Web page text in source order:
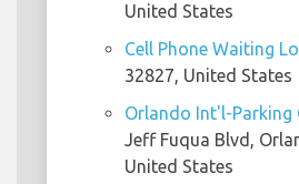
United States
Cell Phone Waiting
32827, United States
Orlando Int'l-Parking
Jeff Fuqua Blvd,
United States